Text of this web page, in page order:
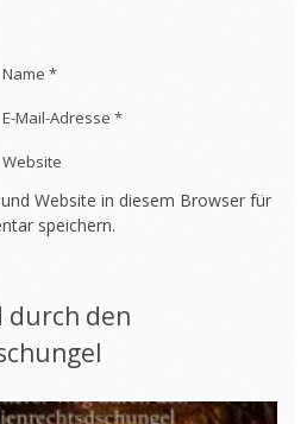
Name *
E-Mail-Adresse *
Website
Website in diesem Browser für
speichern.
durch den